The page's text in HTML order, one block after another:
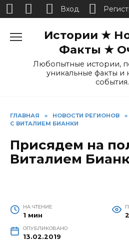
Истории ★
Факты ★
Любопытные истории,
уникальные факты и
события.
ГЛАВНАЯ » НОВОСТИ РЕГИОНОВ »
С ВИТАЛИЕМ БИАНКИ
Присядем на
Виталием
НА ЧТЕНИЕ
1 мин
ОПУБЛИКОВАНО
13.02.2019
Вход